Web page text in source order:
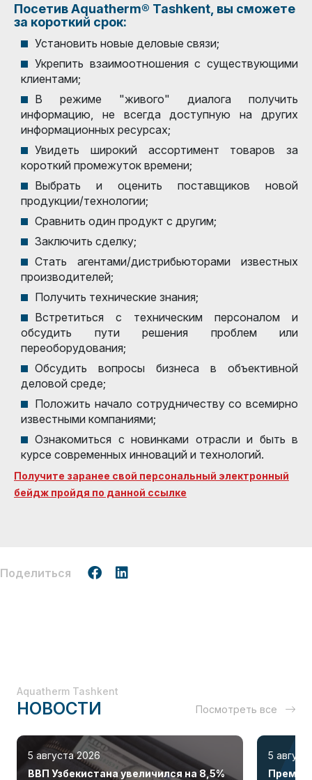
Посетив Aquatherm® Tashkent, вы сможете
за короткий срок:
Установить новые деловые связи;
Укрепить взаимоотношения с существующими
клиентами;
В режиме "живого" диалога получить
информацию, не всегда доступную на других
информационных ресурсах;
Увидеть широкий ассортимент товаров за
короткий промежуток времени;
Выбрать и оценить поставщиков новой
продукции/технологии;
Сравнить один продукт с другим;
Заключить сделку;
Стать агентами/дистрибьюторами известных
производителей;
Получить технические знания;
Встретиться с техническим персоналом и
обсудить пути решения проблем или
переоборудования;
Обсудить вопросы бизнеса в объективной
деловой среде;
Положить начало сотрудничеству со всемирно
известными компаниями;
Ознакомиться с новинками отрасли и быть в
курсе современных инноваций и технологий.
Получите заранее свой персональный электронный
бейдж пройдя по данной ссылке
Поделиться
Aquatherm Tashkent
НОВОСТИ Посмотреть все
5 августа 2026
ВВП Узбекистана увеличился на 8,5%
5